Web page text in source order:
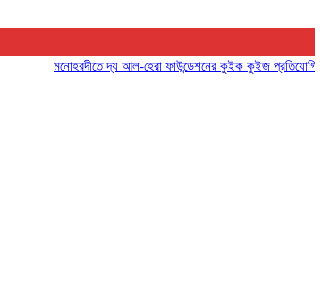
মনোহরদীতে দ্য আল-হেরা ফাউন্ডেশনের কুইক কুইজ প্রতিযোগিতা